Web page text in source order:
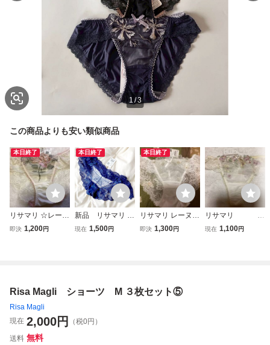
1/3
この商品よりも安い類似商品
本日終了
リサマリ ☆レーヌ
レースショーツ フ
即決 1,200円
本日終了
新品 リサマリ レ
ーヌ フレアショー
現在 1,500円
本日終了
リサマリ レーヌ
レースショーツ リ
即決 1,300円
リサマリ T
バック ショーツ
現在 1,100円
Risa Magli ショーツ M ３枚セット⑤
Risa Magli
現在 2,000円
（税0円）
送料 無料